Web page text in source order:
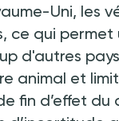
Uni, les
ce qui
d'autres
et
fin d’effet du